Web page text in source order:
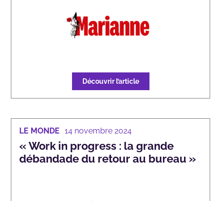
Découvrir l’article
LE MONDE 14 novembre 2024
« Work in progress : la grande
débandade du retour au bureau »